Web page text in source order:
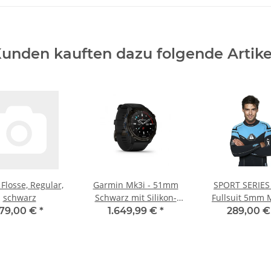
kauften dazu folgende
Flosse, Regular,
schwarz
€ *
Garmin Mk3i - 51mm
Schwarz mit Silikon-
Armband
1.649,99 € *
SPORT
Fullsuit 5mm
289,00 €